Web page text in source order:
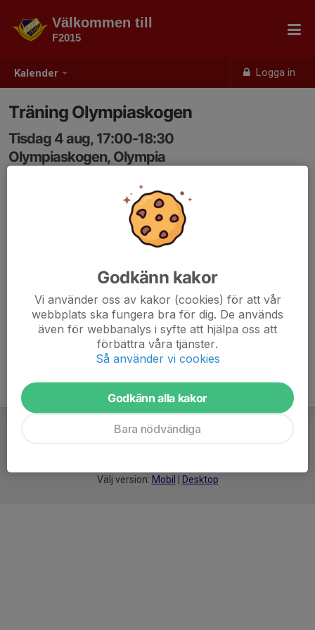
Kalender Logga in
Välkommen till
F2015
Träning Olympiaskogen
Tisdag 4 aug, 17:00-18:30
Olympiaskogen, Olympia
Samling: 16:45, Olympiaskogen, Olympia
Välj version: Mobil Desktop
Godkänn kakor
Vi använder oss av kakor (cookies) för att vår
webbplats ska fungera bra för dig. De används
även för webbanalys i syfte att hjälpa oss att
förbättra våra tjänster.
Så använder vi cookies
Godkänn alla kakor
Bara nödvändiga